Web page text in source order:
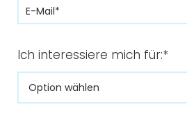
Ich interessiere mich für:*